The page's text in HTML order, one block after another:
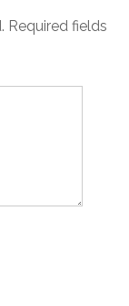
Required fields